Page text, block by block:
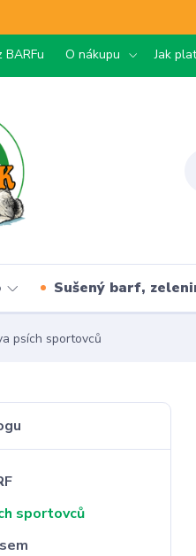
BARFu O nákupu Jak
Sušený barf,
psích sportovců
sportovců